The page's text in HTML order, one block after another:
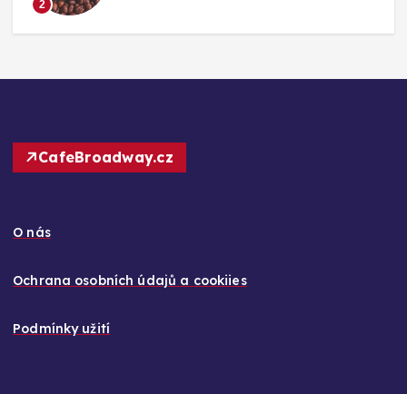
CafeBroadway.cz
O nás
Ochrana osobních údajů a cookiies
Podmínky užití